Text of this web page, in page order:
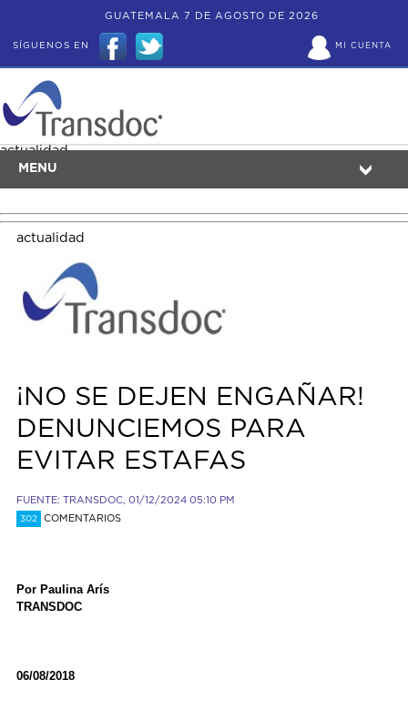
GUATEMALA 7 DE AGOSTO DE 2026
MI CUENTA
SÍGUENOS EN
MENU
actualidad
actualidad
¡NO SE DEJEN ENGAÑAR!
DENUNCIEMOS PARA
EVITAR ESTAFAS
FUENTE: TRANSDOC, 01/12/2024 05:10 PM
302 COMENTARIOS
Por Paulina Arís
TRANSDOC
06/08/2018